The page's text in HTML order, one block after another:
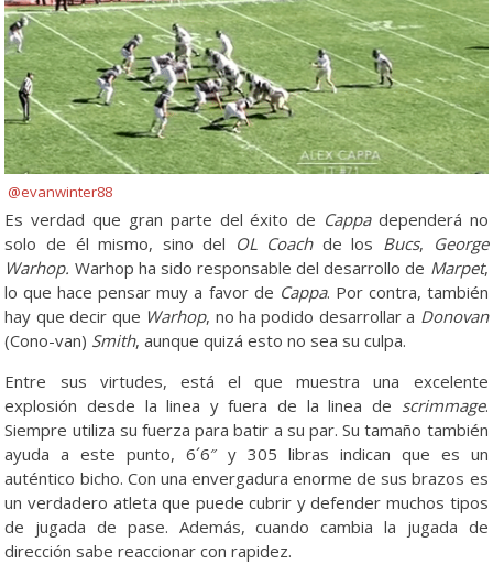
@evanwinter88
Es verdad que gran parte del éxito de Cappadependerá no
solo de él mismo, sino del OL Coachde los Bucs, George
Warhop. Warhop ha sido responsable del desarrollo de Marpet,
lo que hace pensar muy a favor de Cappa. Por contra, también
hay que decir que Warhop, no ha podido desarrollar a Donovan
(Cono-van) Smith, aunque quizá esto no sea su culpa.
Entre sus virtudes, está el que muestra una excelente
explosión desde la linea y fuera de la linea de scrimmage.
Siempre utiliza su fuerza para batir a su par. Su tamaño también
ayuda a este punto, 6´6″ y 305 libras indican que es un
auténtico bicho. Con una envergadura enorme de sus brazos es
un verdadero atleta que puede cubrir y defender muchos tipos
de jugada de pase. Además, cuando cambia la jugada de
dirección sabe reaccionar con rapidez.